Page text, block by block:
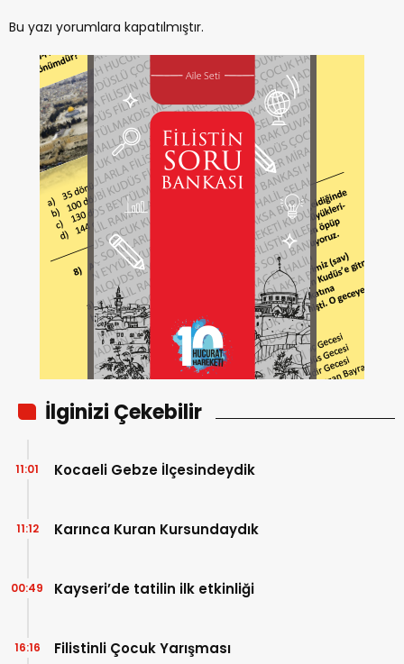
Bu yazı yorumlara kapatılmıştır.
İlginizi Çekebilir
Kocaeli Gebze İlçesindeydik
11:01
Karınca Kuran Kursundaydık
11:12
Kayseri’de tatilin ilk etkinliği
00:49
Filistinli Çocuk Yarışması
16:16